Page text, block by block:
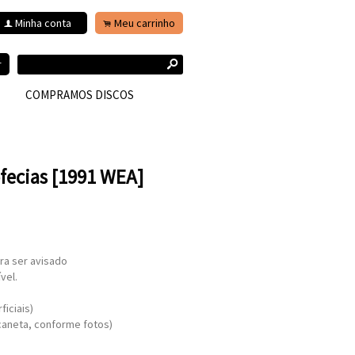
f Minha conta . Meu carrinho
s
COMPRAMOS DISCOS
[1991 WEA]
ser avisado
conforme fotos)